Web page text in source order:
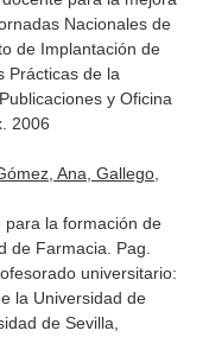
Nacionales de
de Implantación de
Prácticas de la
Publicaciones y Oficina
2006
Ana, Gallego,
la formación de
de Farmacia. Pag.
universitario:
la Universidad de
de Sevilla,